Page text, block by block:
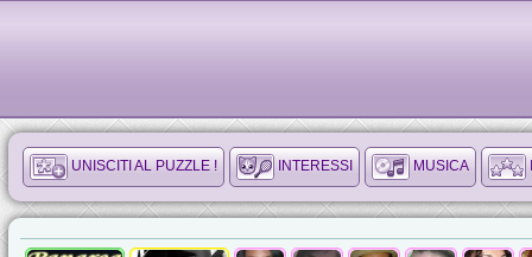
UNISCITI AL PUZZLE ! INTERESSI MUSICA